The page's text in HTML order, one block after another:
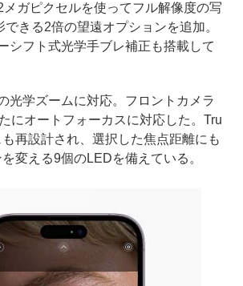
ガピクセルを使ってフル解像度の写
きる2倍の望遠オプションを追加。
シフト式光学手ブレ補正も搭載して
光学ズームに対応。フロントカメラ
にオートフォーカスに対応した。Tru
再設計され、選択した焦点距離にも
変える9個のLEDを備えている。